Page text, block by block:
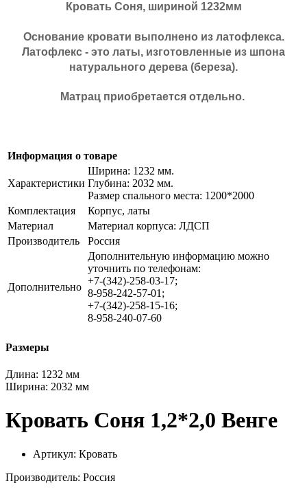
Кровать Соня, шириной 1232мм
Основание кровати выполнено из латофлекса.
Латофлекс - это латы, изготовленные из шпона
натурального дерева (береза).
Матрац приобретается отдельно.
Информация о товаре
Характеристики
Ширина: 1232 мм.
Глубина: 2032 мм.
Размер спального места: 1200*2000
Комплектация
Корпус, латы
Материал
Материал корпуса: ЛДСП
Производитель
Россия
Дополнительно
Дополнительную информацию можно
уточнить по телефонам:
+7-(342)-258-03-17;
8-958-242-57-01;
+7-(342)-258-15-16;
8-958-240-07-60
Размеры
Длина: 1232 мм
Ширина: 2032 мм
Кровать Соня 1,2*2,0 Венге
Артикул: Кровать
Производитель: Россия